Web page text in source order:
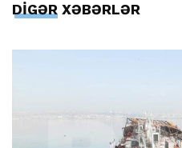
DİGƏR XƏBƏRLƏR